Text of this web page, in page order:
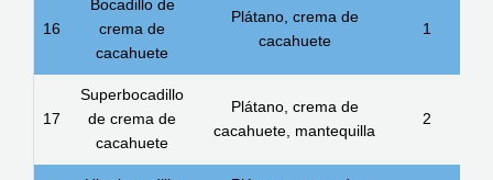
16
Bocadillo de
crema de
cacahuete
Plátano, crema de
cacahuete
1
17
Superbocadillo
de crema de
cacahuete
Plátano, crema de
cacahuete, mantequilla
2